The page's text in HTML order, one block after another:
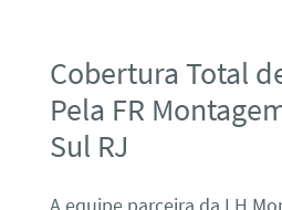
Cobertura Total
Pela FR
Sul RJ